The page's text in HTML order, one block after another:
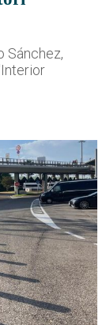
Sánchez,